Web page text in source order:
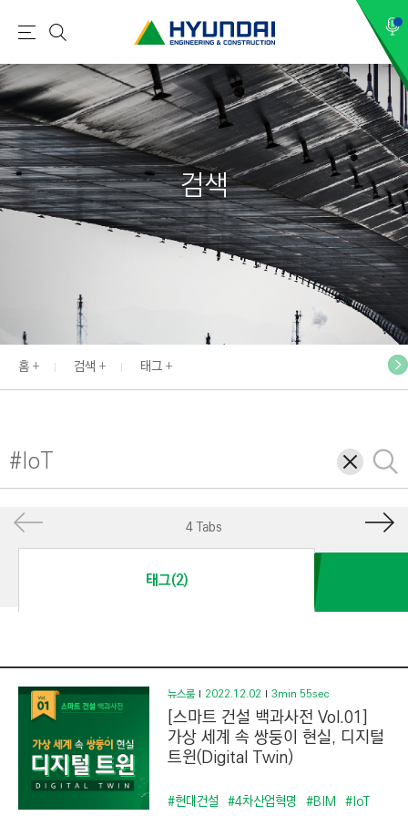
현
건
설
(
H
Y
U
N
E
N
I
O
N
T
R
U
메
뉴
검
색
검색
홈 검색 태그
삭
제
검
색
4 Tabs
태그(2)
뉴스룸 2022.12.02 3min 55sec
[스마트 건설 백과사전 Vol.01]
가상 세계 속 쌍둥이 현실, 디지털
트윈(Digital Twin)
#현대건설 #4차산업혁명 #BIM #IoT